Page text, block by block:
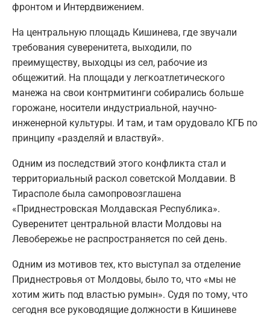
фронтом и Интердвижением.
На центральную площадь Кишинева, где звучали
требования суверенитета, выходили, по
преимуществу, выходцы из сел, рабочие из
общежитий. На площади у легкоатлетического
манежа на свои контрмитинги собирались больше
горожане, носители индустриальной, научно-
инженерной культуры. И там, и там орудовало КГБ по
принципу «разделяй и властвуй».
Одним из последствий этого конфликта стал и
территориальный раскол советской Молдавии. В
Тирасполе была самопровозглашена
«Приднестровская Молдавская Республика».
Суверенитет центральной власти Молдовы на
Левобережье не распространяется по сей день.
Одним из мотивов тех, кто выступал за отделение
Приднестровья от Молдовы, было то, что «мы не
хотим жить под властью румын». Судя по тому, что
сегодня все руководящие должности в Кишиневе